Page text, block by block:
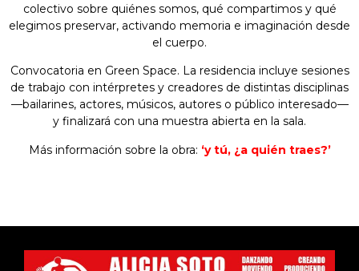
colectivo sobre quiénes somos, qué compartimos y qué
elegimos preservar, activando memoria e imaginación desde
el cuerpo.
Convocatoria en Green Space. La residencia incluye sesiones
de trabajo con intérpretes y creadores de distintas disciplinas
—bailarines, actores, músicos, autores o público interesado—
y finalizará con una muestra abierta en la sala.
Más información sobre la obra: ‘y tú, ¿a quién traes?’